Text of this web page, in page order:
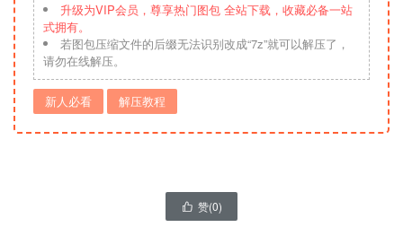
升级为VIP会员，尊享热门图包 全站下载，收藏必备一站
式拥有。
若图包压缩文件的后缀无法识别改成“7z”就可以解压了，
请勿在线解压。
新人必看 解压教程
 赞(0)